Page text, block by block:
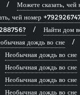
Можете сказать,
чей номер
Найти дом
дождь во сне
Необычная дождь во сне
Необычная дождь во сне
Необычная дождь во сне
Необычная дождь во сне